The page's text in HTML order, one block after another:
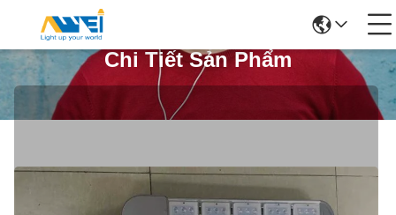
Chi Tiết Sản Phẩm